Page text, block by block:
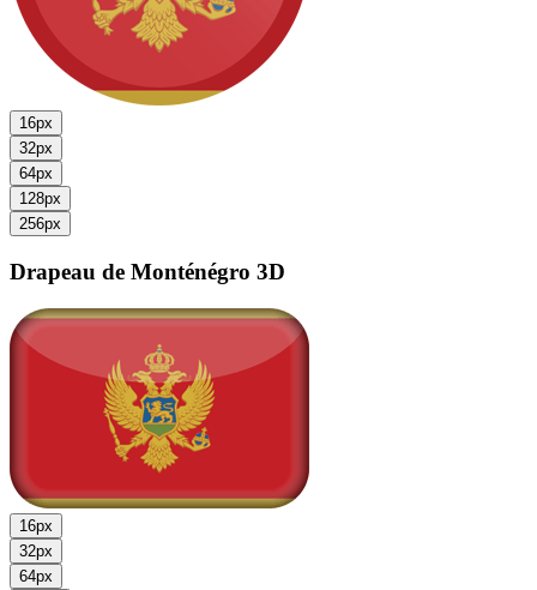
16px
32px
64px
128px
256px
Drapeau de Monténégro 3D
16px
32px
64px